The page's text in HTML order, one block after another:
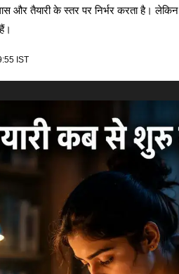
तैयारी के स्तर पर निर्भर करता है।
IST